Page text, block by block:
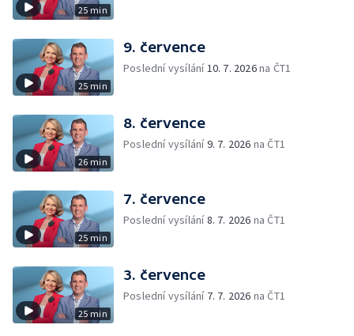
25 min
25 min
9. července
Poslední vysílání10. 7. 2026na ČT1
26 min
8. července
Poslední vysílání9. 7. 2026 na ČT1
25 min
7. července
Poslední vysílání8. 7. 2026 na ČT1
25 min
3. července
Poslední vysílání 7. 7. 2026 na ČT1